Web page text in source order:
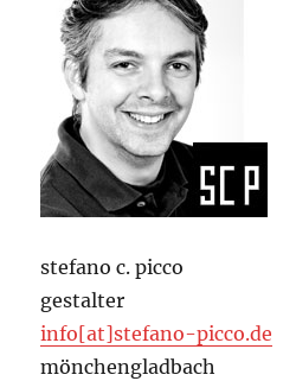
stefano c. picco
gestalter
info[at]stefano-picco.de
mönchengladbach